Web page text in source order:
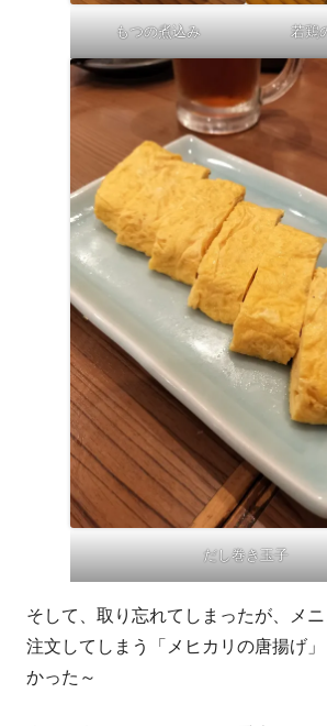
もつの煮込み 若鶏
だし巻き玉子
そして、取り忘れてしまったが、メ
注文してしまう「メヒカリの唐揚げ
かった～